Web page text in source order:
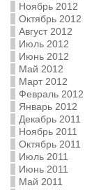
Ноябрь 2012
Октябрь 2012
Август 2012
Июль 2012
Июнь 2012
Май 2012
Март 2012
Февраль 2012
Январь 2012
Декабрь 2011
Ноябрь 2011
Октябрь 2011
Июль 2011
Июнь 2011
Май 2011